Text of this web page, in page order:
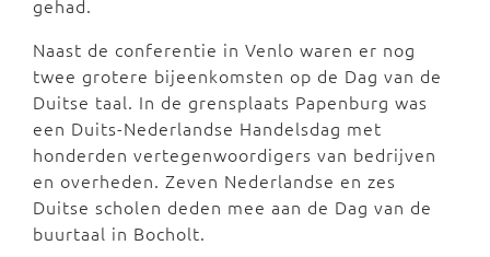
gehad.
Naast de conferentie in Venlo waren er nog
twee grotere bijeenkomsten op de Dag van de
Duitse taal. In de grensplaats Papenburg was
een Duits-Nederlandse Handelsdag met
honderden vertegenwoordigers van bedrijven
en overheden. Zeven Nederlandse en zes
Duitse scholen deden mee aan de Dag van de
buurtaal in Bocholt.